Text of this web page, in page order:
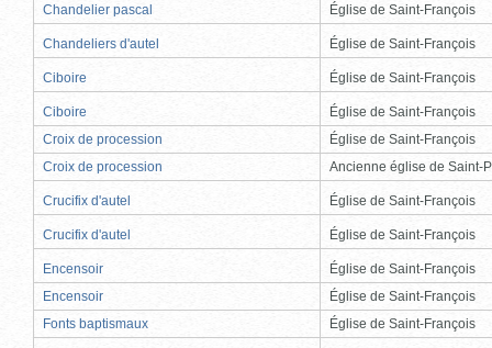
Chandelier pascal
Église de Saint-François
Chandeliers d'autel Église de Saint-François
Ciboire Église de Saint-François
Ciboire
Église de Saint-François
Croix de procession
Église de Saint-François
Croix de procession
Ancienne église de Saint-
Crucifix d'autel Église de Saint-François
Crucifix d'autel Église de Saint-François
Encensoir
Église de Saint-François
Encensoir
Église de Saint-François
Fonts baptismaux
Église de Saint-François